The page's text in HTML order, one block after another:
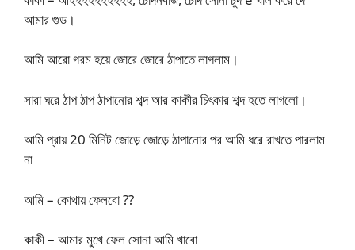
আমার গুড।
আমি আরো গরম হয়ে জোরে জোরে ঠাপাতে লাগলাম।
সারা ঘরে ঠাপ ঠাপ ঠাপানোর শব্দ আর কাকীর চিৎকার শব্দ হতে লাগলো।
আমি প্রায় 20 মিনিট জোড়ে জোড়ে ঠাপানোর পর আমি ধরে রাখতে পারলাম
না
আমি – কোথায় ফেলবো ??
কাকী – আমার মুখে ফেল সোনা আমি খাবো